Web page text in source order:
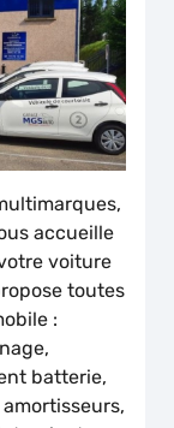
accueille
voiture
toutes
:
batterie,